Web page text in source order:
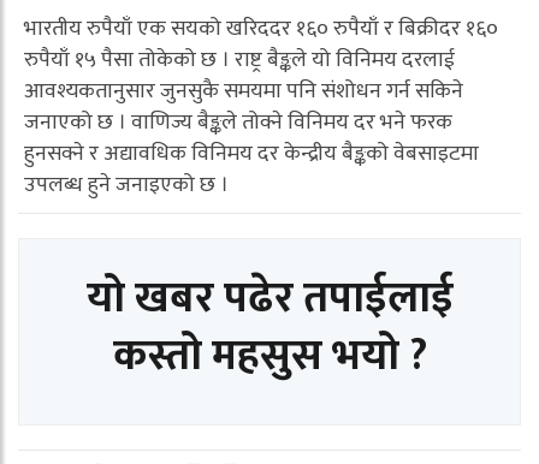
भारतीय रुपैयाँ एक सयको खरिददर १६० रुपैयाँ र बिक्रीदर १६०
रुपैयाँ १५ पैसा तोकेको छ । राष्ट्र बैङ्कले यो विनिमय दरलाई
आवश्यकतानुसार जुनसुकै समयमा पनि संशोधन गर्न सकिने
जनाएको छ । वाणिज्य बैङ्कले तोक्ने विनिमय दर भने फरक
हुनसक्ने र अद्यावधिक विनिमय दर केन्द्रीय बैङ्कको वेबसाइटमा
उपलब्ध हुने जनाइएको छ ।
यो खबर पढेर तपाईलाई
कस्तो महसुस भयो ?